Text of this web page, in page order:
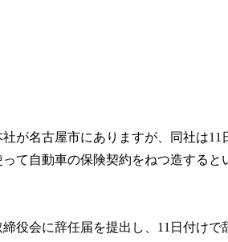
が名古屋市にありますが、同社は
て自動車の保険契約をねつ造する
役会に辞任届を提出し、11日付け